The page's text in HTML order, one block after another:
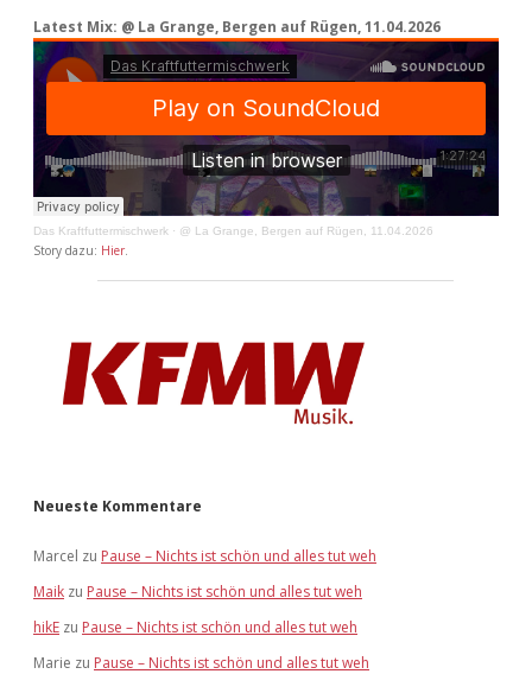
Latest Mix: @ La Grange, Bergen auf Rügen, 11.04.2026
Das Kraftfuttermischwerk · @ La Grange, Bergen auf Rügen, 11.04.2026
Story dazu: Hier.
Neueste Kommentare
Marcel zu Pause – Nichts ist schön und alles tut weh
Maik zu Pause – Nichts ist schön und alles tut weh
hikE zu Pause – Nichts ist schön und alles tut weh
Marie zu Pause – Nichts ist schön und alles tut weh